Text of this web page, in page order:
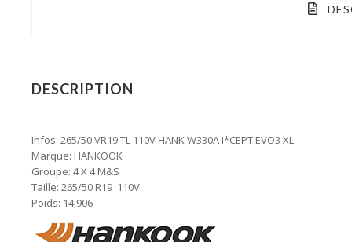
DESCRIPTION
Infos: 265/50 VR19 TL 110V HANK W330A I*CEPT EVO3 XL
Marque: HANKOOK
Groupe: 4 X 4 M&S
Taille: 265/50 R19 110V
Poids: 14,906